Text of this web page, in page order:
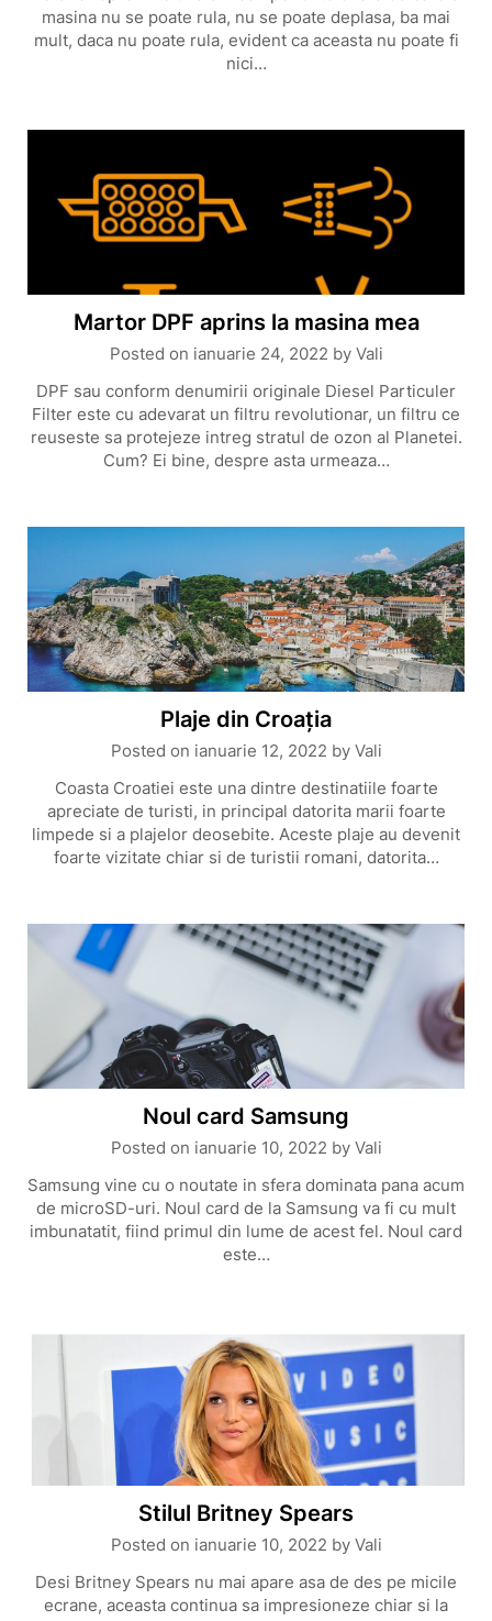
masina nu se poate rula, nu se poate deplasa, ba mai
mult, daca nu poate rula, evident ca aceasta nu poate fi
nici…
Martor DPF aprins la masina mea
Posted on ianuarie 24, 2022 by Vali
DPF sau conform denumirii originale Diesel Particuler
Filter este cu adevarat un filtru revolutionar, un filtru ce
reuseste sa protejeze intreg stratul de ozon al Planetei.
Cum? Ei bine, despre asta urmeaza…
Plaje din Croația
Posted on ianuarie 12, 2022 by Vali
Coasta Croatiei este una dintre destinatiile foarte
apreciate de turisti, in principal datorita marii foarte
limpede si a plajelor deosebite. Aceste plaje au devenit
foarte vizitate chiar si de turistii romani, datorita…
Noul card Samsung
Posted on ianuarie 10, 2022 by Vali
Samsung vine cu o noutate in sfera dominata pana acum
de microSD-uri. Noul card de la Samsung va fi cu mult
imbunatatit, fiind primul din lume de acest fel. Noul card
este…
Stilul Britney Spears
Posted on ianuarie 10, 2022 by Vali
Desi Britney Spears nu mai apare asa de des pe micile
ecrane, aceasta continua sa impresioneze chiar si la